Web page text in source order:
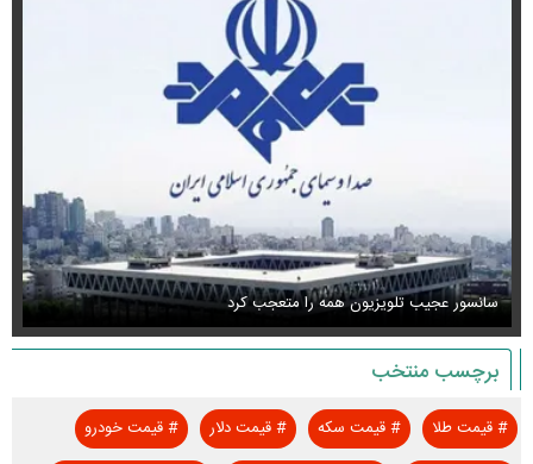
سانسور عجیب تلویزیون همه را متعجب کرد
برچسب منتخب
#قیمت طلا #قیمت سکه #قیمت دلار #قیمت خودرو